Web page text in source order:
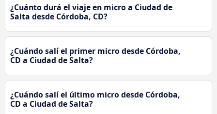
¿Cuánto durá el viaje en micro a Ciudad de
Salta desde Córdoba, CD?
¿Cuándo salí el primer micro desde Córdoba,
CD a Ciudad de Salta?
¿Cuándo salí el último micro desde Córdoba,
CD a Ciudad de Salta?